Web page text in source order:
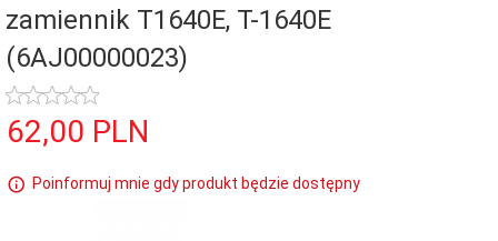
zamiennik T1640E, T-1640E
(6AJ00000023)
62,00 PLN
Poinformuj mnie gdy produkt będzie dostępny